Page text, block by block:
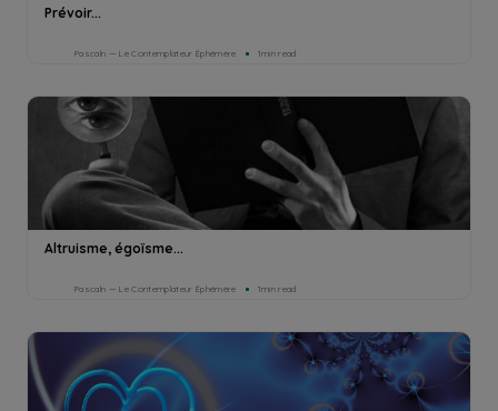
Prévoir...
Pascaln — Le Contemplateur Éphémère 1min read
Altruisme, égoïsme...
Pascaln — Le Contemplateur Éphémère 1min read